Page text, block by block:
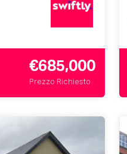
€685,000
Prezzo Richiesto